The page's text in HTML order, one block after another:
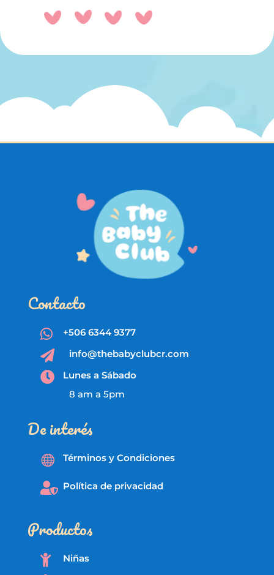
Contacto
 +506 6344 9377
 info@thebabyclubcr.com

Lunes a Sábado
8 am a 5pm
De interés
 Términos y Condiciones
 Política de privacidad
Productos
 Niñas